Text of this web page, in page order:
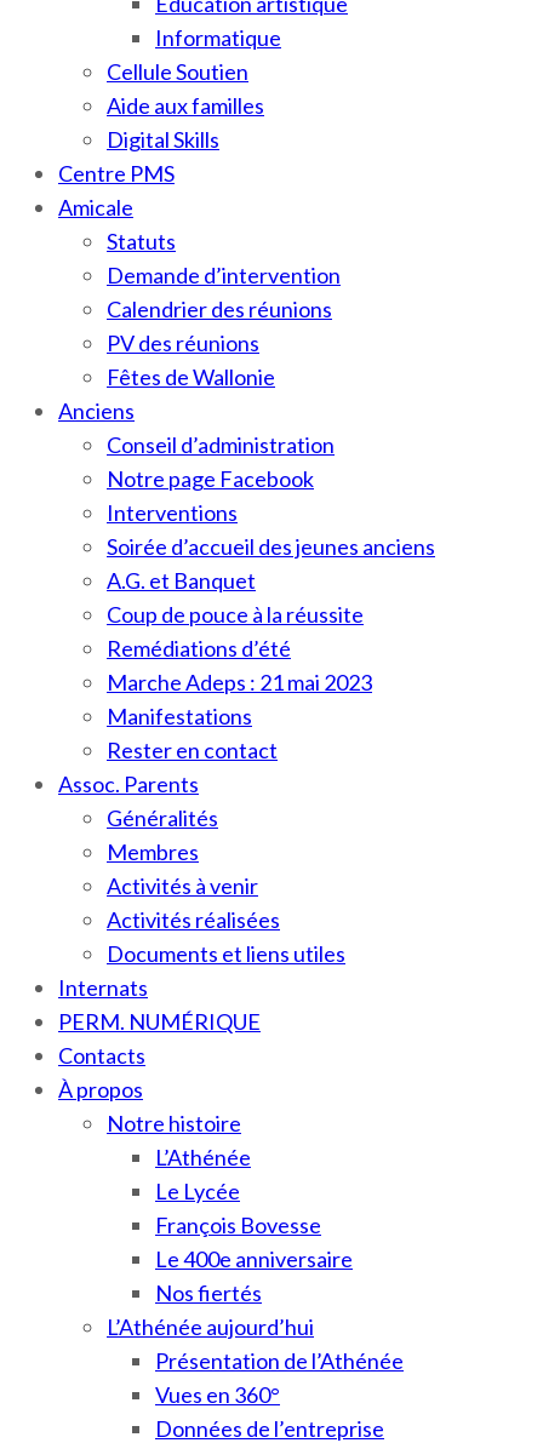
Informatique
Cellule Soutien
Aide aux familles
Digital Skills
Centre PMS
Amicale
Statuts
Demande d’intervention
Calendrier des réunions
PV des réunions
Fêtes de Wallonie
Anciens
Conseil d’administration
Notre page Facebook
Interventions
Soirée d’accueil des jeunes anciens
A.G. et Banquet
Coup de pouce à la réussite
Remédiations d’été
Marche Adeps : 21 mai 2023
Manifestations
Rester en contact
Assoc. Parents
Généralités
Membres
Activités à venir
Activités réalisées
Documents et liens utiles
Internats
PERM. NUMÉRIQUE
Contacts
À propos
Notre histoire
L’Athénée
Le Lycée
François Bovesse
Le 400e anniversaire
Nos fiertés
L’Athénée aujourd’hui
Présentation de l’Athénée
Vues en 360°
Données de l’entreprise